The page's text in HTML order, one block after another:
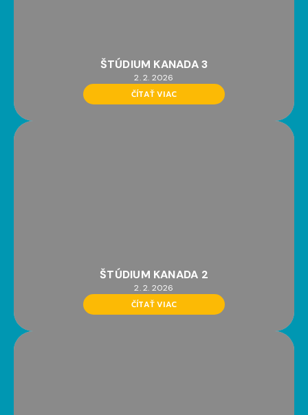
ŠTÚDIUM KANADA 3
2. 2. 2026
ČÍTAŤ VIAC
ŠTÚDIUM KANADA 2
2. 2. 2026
ČÍTAŤ VIAC